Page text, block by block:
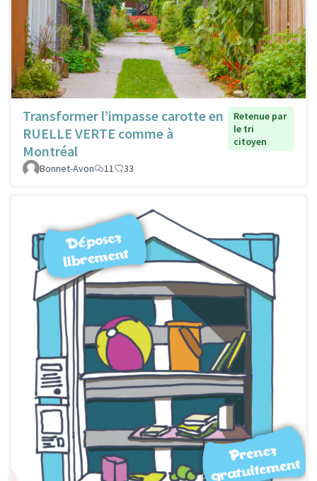
Transformer l’impasse carotte en
RUELLE VERTE comme à
Montréal
Retenue par
le tri
citoyen
Bonnet-Avon 11 33